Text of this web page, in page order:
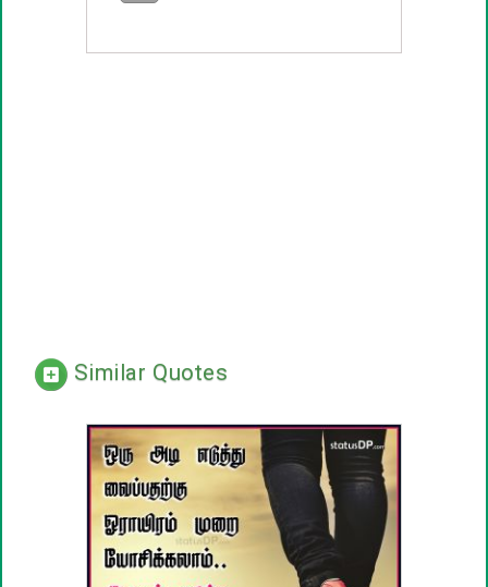
Similar Quotes